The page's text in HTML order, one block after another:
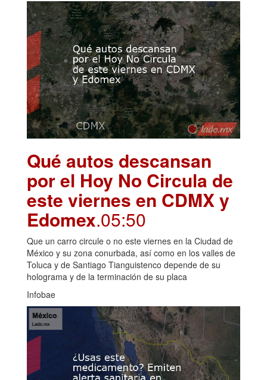
Qué autos descansan
por el Hoy No Circula de
este viernes en CDMX y
Edomex.05:50
Que un carro circule o no este viernes en la Ciudad de
México y su zona conurbada, así como en los valles de
Toluca y de Santiago Tianguistenco depende de su
holograma y de la terminación de su placa
Infobae